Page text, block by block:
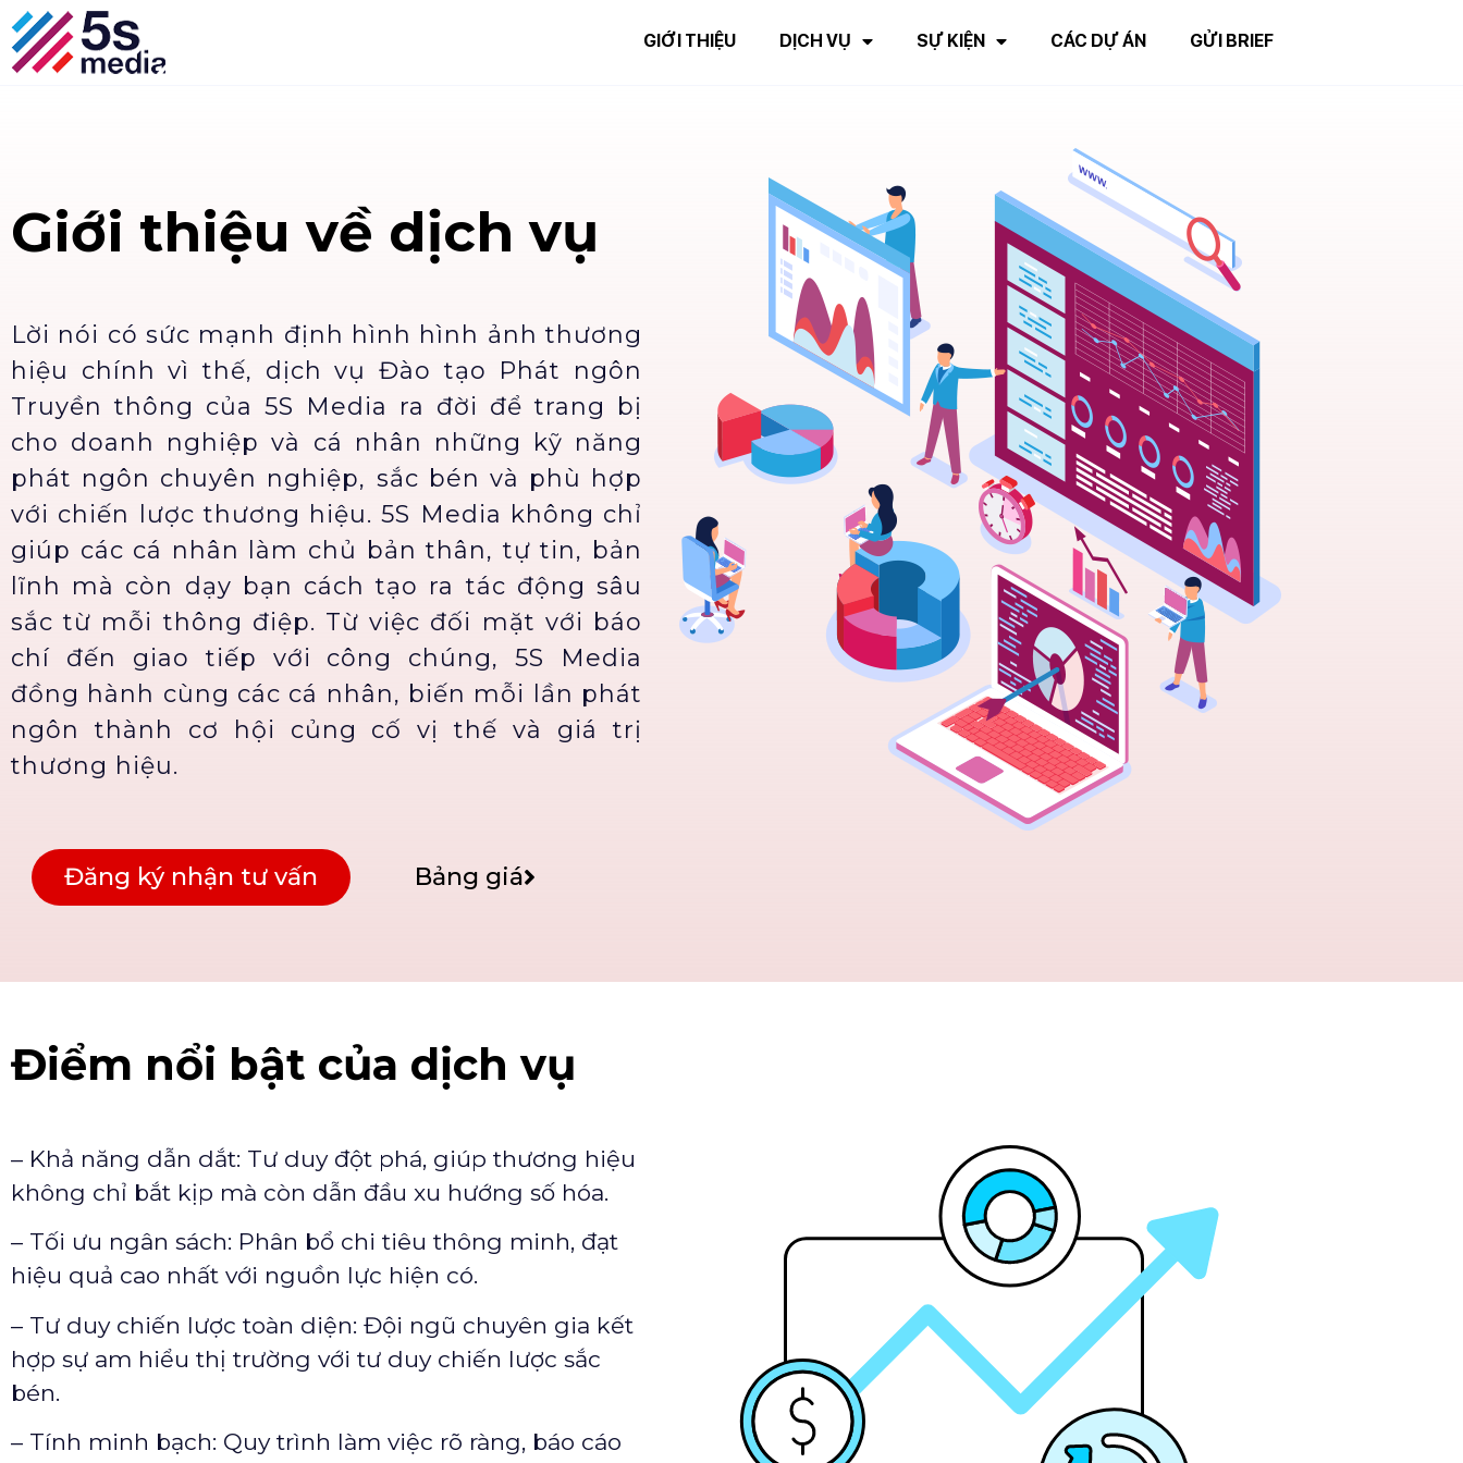
GIỚI THIỆU DỊCH VỤ SỰ KIỆN CÁC DỰ ÁN GỬI BRIEF
Giới thiệu về dịch vụ
Lời nói có sức mạnh định hình hình ảnh thương
hiệu chính vì thế, dịch vụ Đào tạo Phát ngôn
Truyền thông của 5S Media ra đời để trang bị
cho doanh nghiệp và cá nhân những kỹ năng
phát ngôn chuyên nghiệp, sắc bén và phù hợp
với chiến lược thương hiệu. 5S Media không chỉ
giúp các cá nhân làm chủ bản thân, tự tin, bản
lĩnh mà còn dạy bạn cách tạo ra tác động sâu
sắc từ mỗi thông điệp. Từ việc đối mặt với báo
chí đến giao tiếp với công chúng, 5S Media
đồng hành cùng các cá nhân, biến mỗi lần phát
ngôn thành cơ hội củng cố vị thế và giá trị
thương hiệu.
Đăng ký nhận tư vấn Bảng giá
Điểm nổi bật của dịch vụ
– Khả năng dẫn dắt: Tư duy đột phá, giúp thương hiệu
không chỉ bắt kịp mà còn dẫn đầu xu hướng số hóa.
– Tối ưu ngân sách: Phân bổ chi tiêu thông minh, đạt
hiệu quả cao nhất với nguồn lực hiện có.
– Tư duy chiến lược toàn diện: Đội ngũ chuyên gia kết
hợp sự am hiểu thị trường với tư duy chiến lược sắc
bén.
– Tính minh bạch: Quy trình làm việc rõ ràng, báo cáo